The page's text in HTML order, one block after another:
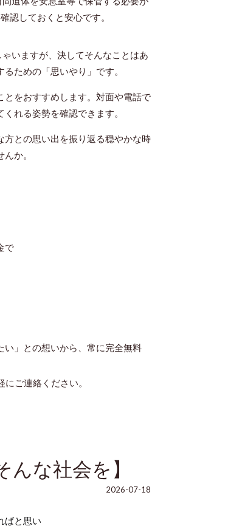
認しておくと安心です。
いますが、決してそんなことはあ
ための「思いやり」です。
をおすすめします。対面や電話で
れる姿勢を確認できます。
との思い出を振り返る穏やかな時
か。
で
」との想いから、常に完全無料
ご連絡ください。
んな社会を】
2026-07-18
ばと思い